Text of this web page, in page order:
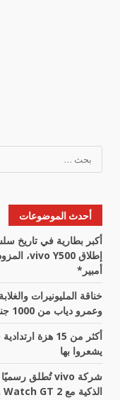
عن:
أحدث الموضوعات
أمبير*
خناقة المليونيرات
وعمرو دياب من 1000 جنيه إلى نصف مليون
أكثر من 15 هزة
يشعروا بها
الذكية مع Watch GT 2 وBuds Proط